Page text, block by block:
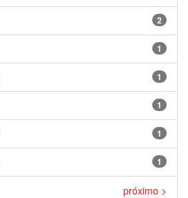
2
1
1
1
1
1
próximo >